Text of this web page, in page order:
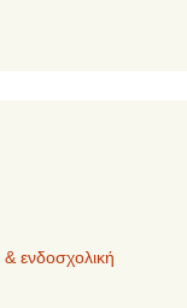
ενδοσχολική